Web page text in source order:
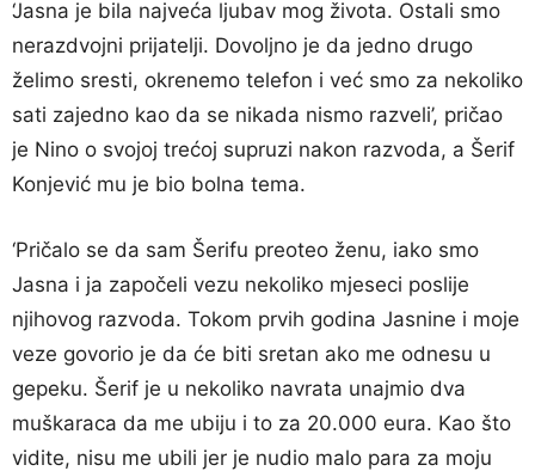
‘Jasna je bila najveća ljubav mog života. Ostali smo
nerazdvojni prijatelji. Dovoljno je da jedno drugo
želimo sresti, okrenemo telefon i već smo za nekoliko
sati zajedno kao da se nikada nismo razveli’, pričao
je Nino o svojoj trećoj supruzi nakon razvoda, a Šerif
Konjević mu je bio bolna tema.
‘Pričalo se da sam Šerifu preoteo ženu, iako smo
Jasna i ja započeli vezu nekoliko mjeseci poslije
njihovog razvoda. Tokom prvih godina Jasnine i moje
veze govorio je da će biti sretan ako me odnesu u
gepeku. Šerif je u nekoliko navrata unajmio dva
muškaraca da me ubiju i to za 20.000 eura. Kao što
vidite, nisu me ubili jer je nudio malo para za moju